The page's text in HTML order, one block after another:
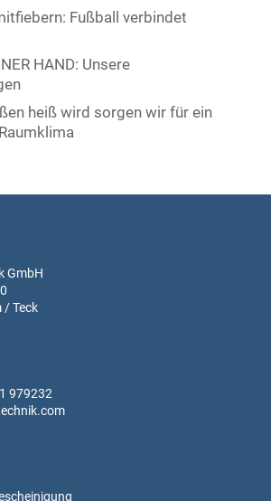
Fußball verbindet
HAND: Unsere
heiß wird sorgen wir für ein
GmbH
/ Teck
979232